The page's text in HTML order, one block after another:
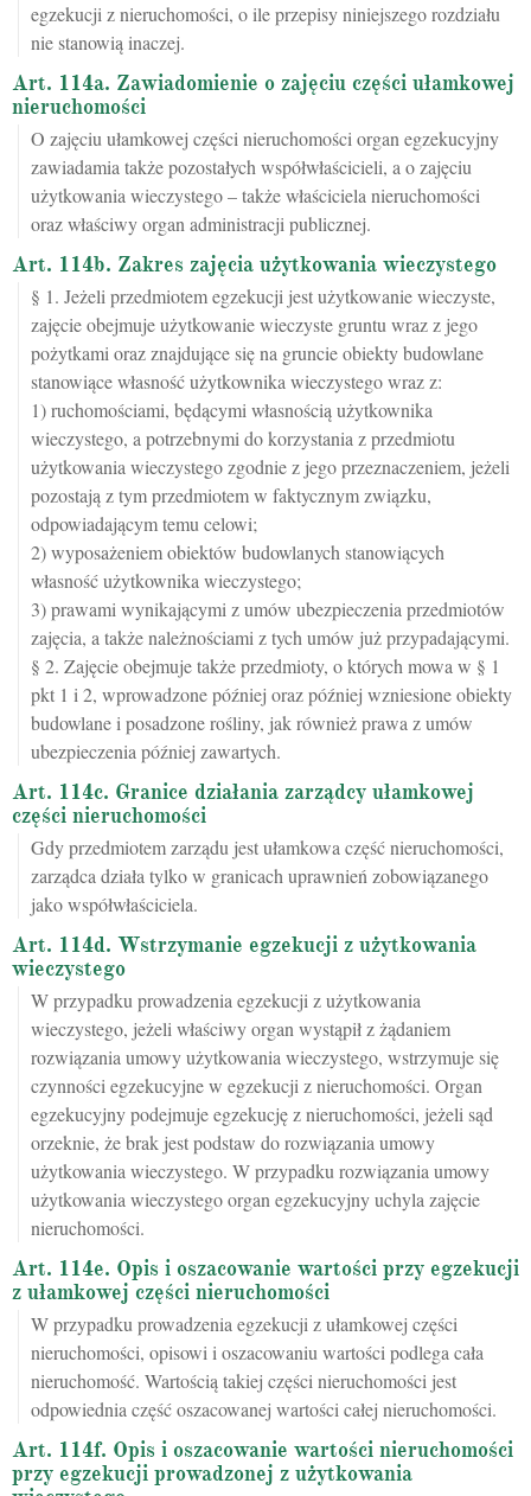
egzekucji z nieruchomości, o ile przepisy niniejszego rozdziału
nie stanowią inaczej.
Art. 114a. Zawiadomienie o zajęciu części ułamkowej
nieruchomości
O zajęciu ułamkowej części nieruchomości organ egzekucyjny
zawiadamia także pozostałych współwłaścicieli, a o zajęciu
użytkowania wieczystego – także właściciela nieruchomości
oraz właściwy organ administracji publicznej.
Art. 114b. Zakres zajęcia użytkowania wieczystego
§ 1. Jeżeli przedmiotem egzekucji jest użytkowanie wieczyste,
zajęcie obejmuje użytkowanie wieczyste gruntu wraz z jego
pożytkami oraz znajdujące się na gruncie obiekty budowlane
stanowiące własność użytkownika wieczystego wraz z:
1) ruchomościami, będącymi własnością użytkownika
wieczystego, a potrzebnymi do korzystania z przedmiotu
użytkowania wieczystego zgodnie z jego przeznaczeniem, jeżeli
pozostają z tym przedmiotem w faktycznym związku,
odpowiadającym temu celowi;
2) wyposażeniem obiektów budowlanych stanowiących
własność użytkownika wieczystego;
3) prawami wynikającymi z umów ubezpieczenia przedmiotów
zajęcia, a także należnościami z tych umów już przypadającymi.
§ 2. Zajęcie obejmuje także przedmioty, o których mowa w § 1
pkt 1 i 2, wprowadzone później oraz później wzniesione obiekty
budowlane i posadzone rośliny, jak również prawa z umów
ubezpieczenia później zawartych.
Art. 114c. Granice działania zarządcy ułamkowej
części nieruchomości
Gdy przedmiotem zarządu jest ułamkowa część nieruchomości,
zarządca działa tylko w granicach uprawnień zobowiązanego
jako współwłaściciela.
Art. 114d. Wstrzymanie egzekucji z użytkowania
wieczystego
W przypadku prowadzenia egzekucji z użytkowania
wieczystego, jeżeli właściwy organ wystąpił z żądaniem
rozwiązania umowy użytkowania wieczystego, wstrzymuje się
czynności egzekucyjne w egzekucji z nieruchomości. Organ
egzekucyjny podejmuje egzekucję z nieruchomości, jeżeli sąd
orzeknie, że brak jest podstaw do rozwiązania umowy
użytkowania wieczystego. W przypadku rozwiązania umowy
użytkowania wieczystego organ egzekucyjny uchyla zajęcie
nieruchomości.
Art. 114e. Opis i oszacowanie wartości przy egzekucji
z ułamkowej części nieruchomości
W przypadku prowadzenia egzekucji z ułamkowej części
nieruchomości, opisowi i oszacowaniu wartości podlega cała
nieruchomość. Wartością takiej części nieruchomości jest
odpowiednia część oszacowanej wartości całej nieruchomości.
Art. 114f. Opis i oszacowanie wartości nieruchomości
przy egzekucji prowadzonej z użytkowania